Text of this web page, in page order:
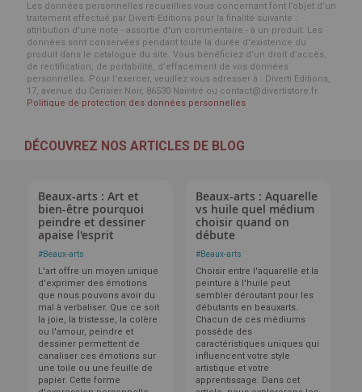
Les données personnelles recueillies vous concernant font l’objet d’un
traitement effectué par Diverti Editions pour la finalité suivante :
attribution d'une note - assortie d'un commentaire - à un produit. Les
données sont conservées pendant toute la durée d'existence du
produit dans le catalogue du site. Vous bénéficiez d’un droit d’accès,
de rectification, de portabilité, d’effacement de vos données
personnelles. Pour l’exercer, veuillez vous adresser à : Diverti Editions,
17, avenue du Cerisier Noir, 86530 Naintré ou contact@divertistore.fr.
Politique de protection des données personnelles
DÉCOUVREZ NOS ARTICLES DE BLOG
Beaux-arts : Art et
bien-être pourquoi
peindre et dessiner
apaise l'esprit
#Beaux-arts
L'art offre un moyen unique
d'exprimer des émotions
que nous pouvons avoir du
mal à verbaliser. Que ce soit
la joie, la tristesse, la colère
ou l'amour, peindre et
dessiner permettent de
canaliser ces émotions sur
une toile ou une feuille de
papier. Cette forme
Beaux-arts : Aquarelle
vs huile quel médium
choisir quand on
débute
#Beaux-arts
Choisir entre l'aquarelle et la
peinture à l'huile peut
sembler déroutant pour les
débutants en beauxarts.
Chacun de ces médiums
possède des
caractéristiques uniques qui
influencent votre style
artistique et votre
apprentissage. Dans cet